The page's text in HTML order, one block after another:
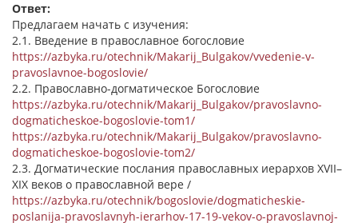
Ответ:
Предлагаем начать с изучения:
2.1. Введение в православное богословие
https://azbyka.ru/otechnik/Makarij_Bulgakov/vvedenie-v-
pravoslavnoe-bogoslovie/
2.2. Православно-догматическое Богословие
https://azbyka.ru/otechnik/Makarij_Bulgakov/pravoslavno-
dogmaticheskoe-bogoslovie-tom1/
https://azbyka.ru/otechnik/Makarij_Bulgakov/pravoslavno-
dogmaticheskoe-bogoslovie-tom2/
2.3. Догматические послания православных иерархов XVII–
XIX веков о православной вере /
https://azbyka.ru/otechnik/bogoslovie/dogmaticheskie-
poslanija-pravoslavnyh-ierarhov-17-19-vekov-o-pravoslavnoj-